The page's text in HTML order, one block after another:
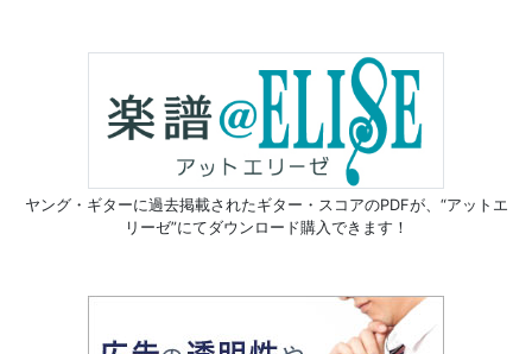
ヤング・ギターに過去掲載されたギター・スコアのPDFが、 “アットエ
リーゼ”にてダウンロード購入できます！